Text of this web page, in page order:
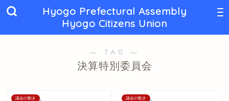
Hyogo Prefectural Assembly
Hyogo Citizens Union
― TAG ―
決算特別委員会
議会の動き 議会の動き